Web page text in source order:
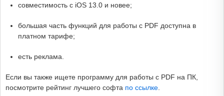
совместимость с iOS 13.0 и новее;
большая часть функций для работы с PDF доступна в
платном тарифе;
есть реклама.
Если вы также ищете программу для работы с PDF на ПК,
посмотрите рейтинг лучшего софта по ссылке